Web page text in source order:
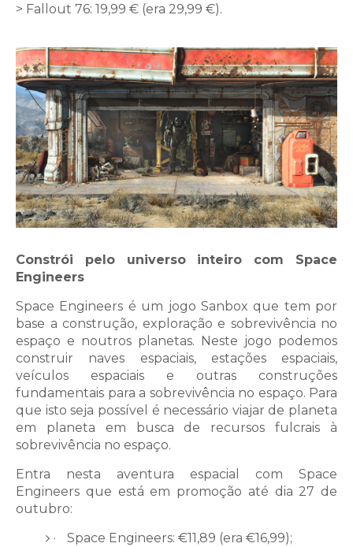
> Fallout 76: 19,99 € (era 29,99 €).
Constrói pelo universo inteiro com Space
Engineers
Space Engineers é um jogo Sanbox que tem por
base a construção, exploração e sobrevivência no
espaço e noutros planetas. Neste jogo podemos
construir naves espaciais, estações espaciais,
veículos espaciais e outras construções
fundamentais para a sobrevivência no espaço. Para
que isto seja possível é necessário viajar de planeta
em planeta em busca de recursos fulcrais à
sobrevivência no espaço.
Entra nesta aventura espacial com Space
Engineers que está em promoção até dia 27 de
outubro:
·
Space Engineers: €11,89 (era €16,99);